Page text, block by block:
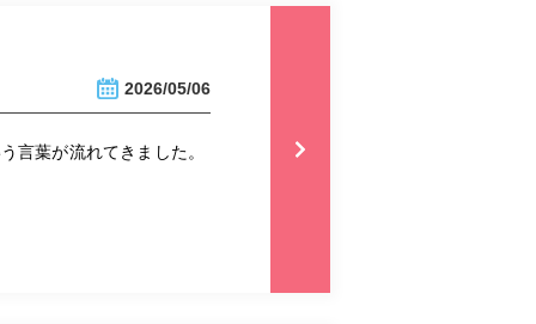
2026/05/06
言葉が流れてきました。